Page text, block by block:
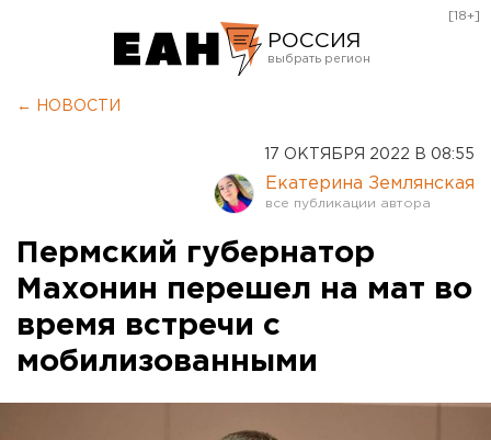
РОССИЯ
Оренбург
[18+]
← НОВОСТИ
17 ОКТЯБРЯ 2022 В 08:55
Екатерина Землянская
Пермский губернатор
Махонин перешел на мат во
время встречи с
мобилизованными